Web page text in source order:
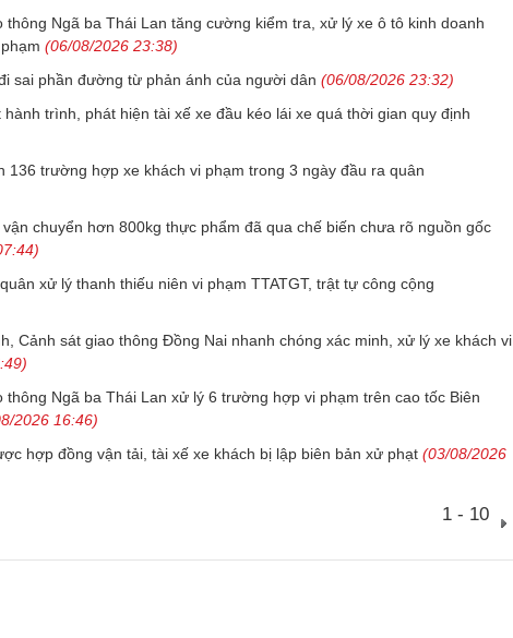
thông Ngã ba Thái Lan tăng cường kiểm tra, xử lý xe ô tô kinh doanh
(06/08/2026 23:38)
sai phần đường từ phản ánh của người dân (06/08/2026 23:32)
trình, phát hiện tài xế xe đầu kéo lái xe quá thời gian quy định
136 trường hợp xe khách vi phạm trong 3 ngày đầu ra quân
chuyển hơn 800kg thực phẩm đã qua chế biến chưa rõ nguồn gốc
xử lý thanh thiếu niên vi phạm TTATGT, trật tự công cộng
Cảnh sát giao thông Đồng Nai nhanh chóng xác minh, xử lý xe khách vi
thông Ngã ba Thái Lan xử lý 6 trường hợp vi phạm trên cao tốc Biên
2026 16:46)
hợp đồng vận tải, tài xế xe khách bị lập biên bản xử phạt (03/08/2026
1 - 10